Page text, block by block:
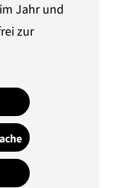
Jahr und
zur